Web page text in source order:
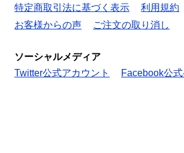
特定商取引法に基づく表示
利用規約
お客様からの声
ご注文の取り消し
ソーシャルメディア
Twitter公式アカウント
Facebook公